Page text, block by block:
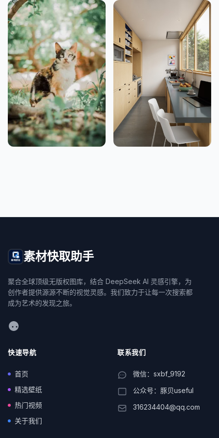
素材快取助手
聚合全球顶级无版权图库，结合 DeepSeek AI 灵感引擎，为
创作者提供源源不断的视觉灵感。我们致力于让每一次搜索都
成为艺术的发现之旅。
WeChat
快速导航
首页
精选壁纸
热门视频
关于我们
联系我们
微信：sxbf_9192
公众号：豚贝useful
316234404@qq.com